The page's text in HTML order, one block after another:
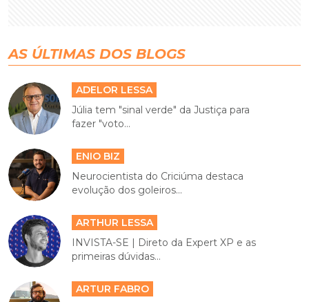
AS ÚLTIMAS DOS BLOGS
ADELOR LESSA
Júlia tem "sinal verde" da Justiça para
fazer "voto...
ENIO BIZ
Neurocientista do Criciúma destaca
evolução dos goleiros...
ARTHUR LESSA
INVISTA-SE | Direto da Expert XP e as
primeiras dúvidas...
ARTUR FABRO